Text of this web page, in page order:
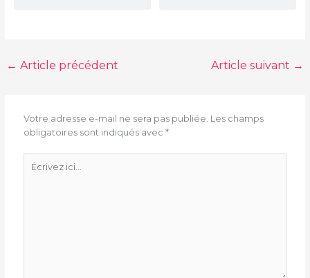
← Article précédent Article suivant →
Votre adresse e-mail ne sera pas publiée. Les champs
obligatoires sont indiqués avec*
ici…